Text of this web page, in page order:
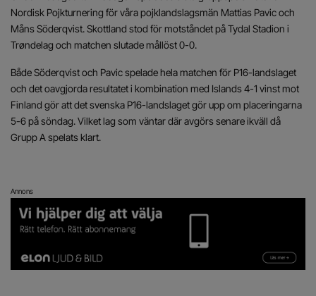
Nordisk Pojkturnering för våra pojklandslagsmän Mattias Pavic och
Måns Söderqvist. Skottland stod för motståndet på Tydal Stadion i
Trøndelag och matchen slutade mållöst 0-0.
Både Söderqvist och Pavic spelade hela matchen för P16-landslaget
och det oavgjorda resultatet i kombination med Islands 4-1 vinst mot
Finland gör att det svenska P16-landslaget gör upp om placeringarna
5-6 på söndag. Vilket lag som väntar där avgörs senare ikväll då
Grupp A spelats klart.
Annons